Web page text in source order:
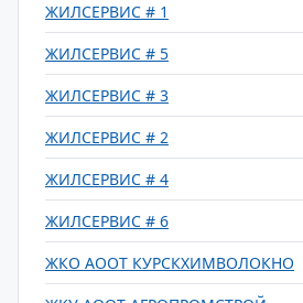
ЖИЛСЕРВИС # 1
ЖИЛСЕРВИС # 5
ЖИЛСЕРВИС # 3
ЖИЛСЕРВИС # 2
ЖИЛСЕРВИС # 4
ЖИЛСЕРВИС # 6
ЖКО АООТ КУРСКХИМВОЛОКНО